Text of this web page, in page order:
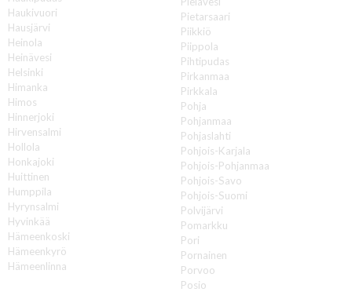
Haukivuori
Hausjärvi
Heinola
Heinävesi
Helsinki
Himanka
Himos
Hinnerjoki
Hirvensalmi
Hollola
Honkajoki
Huittinen
Humppila
Hyrynsalmi
Hyvinkää
Hämeenkoski
Hämeenkyrö
Hämeenlinna
Pietarsaari
Piikkiö
Piippola
Pihtipudas
Pirkanmaa
Pirkkala
Pohja
Pohjanmaa
Pohjaslahti
Pohjois-Karjala
Pohjois-Pohjanmaa
Pohjois-Savo
Pohjois-Suomi
Polvijärvi
Pomarkku
Pori
Pornainen
Porvoo
Posio